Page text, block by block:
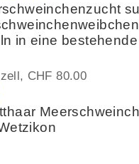
in eine bestehende
CHF 80.00